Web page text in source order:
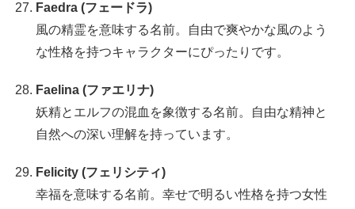
Faedra (フェードラ)
風の精霊を意味する名前。自由で爽やかな風のよう
な性格を持つキャラクターにぴったりです。
Faelina (ファエリナ)
妖精とエルフの混血を象徴する名前。自由な精神と
自然への深い理解を持っています。
Felicity (フェリシティ)
幸福を意味する名前。幸せで明るい性格を持つ女性